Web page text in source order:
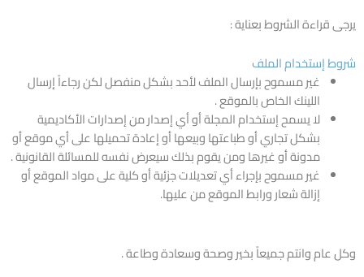
يرجى قراءة الشروط بعناية :
شروط إستخدام الملف
غير مسموح بإرسال الملف لأحد بشكل منفصل لكن رجاءاً إرسال
اللينك الخاص بالموقع .
لا يسمح إستخدام المجلة أو أي إصدار من إصدارات الأكاديمية
بشكل تجاري أو طباعتها وبيعها أو إعادة تحميلها على أي موقع أو
مدونة أو غيرها ومن يقوم بذلك سيعرض نفسه للمسائلة القانونية .
غير مسموح بإجراء أي تعديلات جزئية أو كلية على مواد الموقع أو
إزالة شعار ورابط الموقع من عليها.
وكل عام وانتم جميعاً بخير وصحة وسعادة وطاعة .